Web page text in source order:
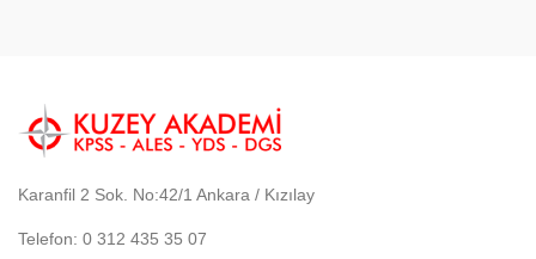
Karanfil 2 Sok. No:42/1 Ankara / Kızılay
Telefon: 0 312 435 35 07